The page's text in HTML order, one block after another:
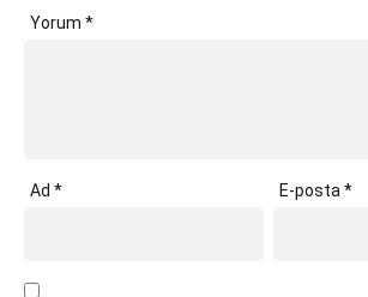
Yorum *
Ad * E-posta*